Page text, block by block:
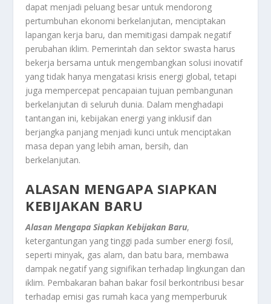
dapat menjadi peluang besar untuk mendorong
pertumbuhan ekonomi berkelanjutan, menciptakan
lapangan kerja baru, dan memitigasi dampak negatif
perubahan iklim. Pemerintah dan sektor swasta harus
bekerja bersama untuk mengembangkan solusi inovatif
yang tidak hanya mengatasi krisis energi global, tetapi
juga mempercepat pencapaian tujuan pembangunan
berkelanjutan di seluruh dunia. Dalam menghadapi
tantangan ini, kebijakan energi yang inklusif dan
berjangka panjang menjadi kunci untuk menciptakan
masa depan yang lebih aman, bersih, dan
berkelanjutan.
ALASAN MENGAPA SIAPKAN
KEBIJAKAN BARU
Alasan Mengapa Siapkan Kebijakan Baru,
ketergantungan yang tinggi pada sumber energi fosil,
seperti minyak, gas alam, dan batu bara, membawa
dampak negatif yang signifikan terhadap lingkungan dan
iklim. Pembakaran bahan bakar fosil berkontribusi besar
terhadap emisi gas rumah kaca yang memperburuk